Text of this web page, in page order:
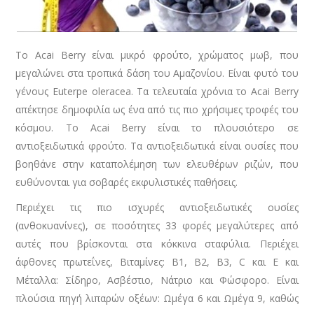
Το Acai Berry είναι μικρό φρούτο, χρώματος μωβ, που
μεγαλώνει στα τροπικά δάση του Αμαζονίου. Είναι φυτό του
γένους Euterpe oleracea. Τα τελευταία χρόνια το Acai Berry
απέκτησε δημοφιλία ως ένα από τις πιο χρήσιμες τροφές του
κόσμου. Το Acai Berry είναι το πλουσιότερο σε
αντιοξειδωτικά φρούτο. Τα αντιοξειδωτικά είναι ουσίες που
βοηθάνε στην καταπολέμηση των ελευθέρων ριζών, που
ευθύνονται για σοβαρές εκφυλιστικές παθήσεις.
Περιέχει τις πιο ισχυρές αντιοξειδωτικές ουσίες
(ανθοκυανίνες), σε ποσότητες 33 φορές μεγαλύτερες από
αυτές που βρίσκονται στα κόκκινα σταφύλια. Περιέχει
άφθονες πρωτεΐνες, Βιταμίνες: Β1, Β2, Β3, C και Ε και
Μέταλλα: Σίδηρο, Ασβέστιο, Νάτριο και Φώσφορο. Είναι
πλούσια πηγή λιπαρών οξέων: Ωμέγα 6 και Ωμέγα 9, καθώς